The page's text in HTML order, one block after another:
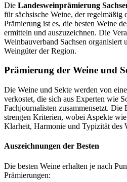
Die Landesweinprämierung
für sächsische Weine, der
Prämierung ist es, die besten Weine
ermitteln und auszuzeichnen. Die
Weinbauverband Sachsen organisiert
Weingüter der Region.
Prämierung der Weine und
Die Weine und Sekte werden von
verkostet, die sich aus Experten wie
Fachjournalisten zusammensetzt. Die
strengen Kriterien, wobei Aspekte
Klarheit, Harmonie und Typizität des
Auszeichnungen der Besten
Die besten Weine erhalten je nach
Prämierungen: